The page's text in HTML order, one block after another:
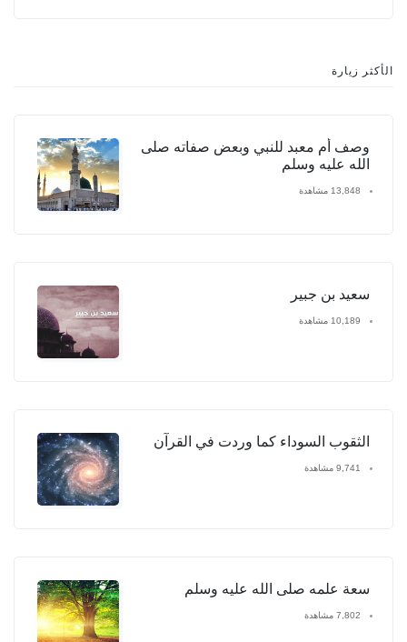
الأكثر زيارة
وصف أم معبد للنبي وبعض صفاته صلى
الله عليه وسلم
13,848 مشاهدة
سعيد بن جبير
10,189 مشاهدة
الثقوب السوداء كما وردت في القرآن
9,741 مشاهدة
سعة علمه صلى الله عليه وسلم
7,802 مشاهدة